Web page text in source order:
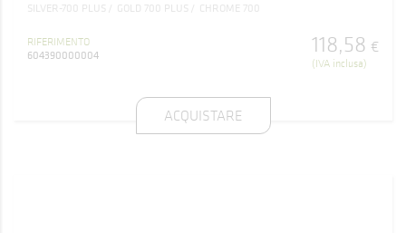
SILVER-700 PLUS GOLD 700 PLUS CHROME 700
RIFERIMENTO
604390000004
118,58 €
(IVA inclusa)
ACQUISTARE